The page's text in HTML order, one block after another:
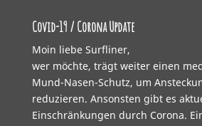
Covid-19 / Corona Update
Moin liebe Surfliner,
wer möchte, trägt weiter einen
Mund-Nasen-Schutz, um
reduzieren. Ansonsten gibt es
Einschränkungen durch Corona.